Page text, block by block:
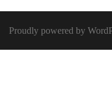
Proudly powered by